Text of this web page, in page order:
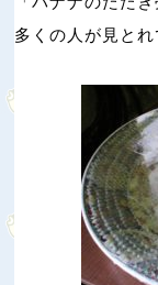
多くの人が見とれ